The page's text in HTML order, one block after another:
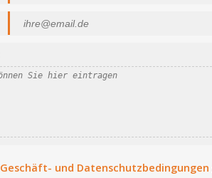
Geschäft- und Datenschutzbedingungen